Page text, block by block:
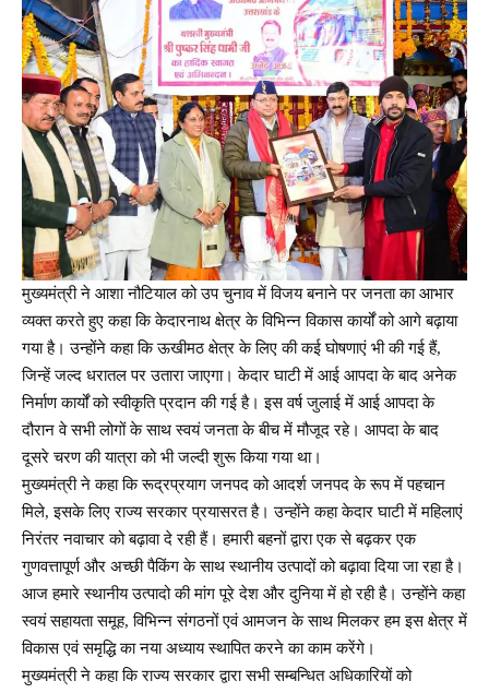
मुख्यमंत्री ने आशा नौटियाल को उप चुनाव में विजय बनाने पर जनता का आभार
व्यक्त करते हुए कहा कि केदारनाथ क्षेत्र के विभिन्न विकास कार्यों को आगे बढ़ाया
गया है। उन्होंने कहा कि ऊखीमठ क्षेत्र के लिए की कई घोषणाएं भी की गई हैं,
जिन्हें जल्द धरातल पर उतारा जाएगा। केदार घाटी में आई आपदा के बाद अनेक
निर्माण कार्यों को स्वीकृति प्रदान की गई है। इस वर्ष जुलाई में आई आपदा के
दौरान वे सभी लोगों के साथ स्वयं जनता के बीच में मौजूद रहे। आपदा के बाद
दूसरे चरण की यात्रा को भी जल्दी शुरू किया गया था।
मुख्यमंत्री ने कहा कि रूद्रप्रयाग जनपद को आदर्श जनपद के रूप में पहचान
मिले, इसके लिए राज्य सरकार प्रयासरत है। उन्होंने कहा केदार घाटी में महिलाएं
निरंतर नवाचार को बढ़ावा दे रही हैं। हमारी बहनों द्वारा एक से बढ़कर एक
गुणवत्तापूर्ण और अच्छी पैकिंग के साथ स्थानीय उत्पादों को बढ़ावा दिया जा रहा है।
आज हमारे स्थानीय उत्पादो की मांग पूरे देश और दुनिया में हो रही है। उन्होंने कहा
स्वयं सहायता समूह, विभिन्न संगठनों एवं आमजन के साथ मिलकर हम इस क्षेत्र में
विकास एवं समृद्धि का नया अध्याय स्थापित करने का काम करेंगे।
मुख्यमंत्री ने कहा कि राज्य सरकार द्वारा सभी सम्बन्धित अधिकारियों को